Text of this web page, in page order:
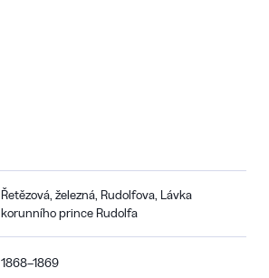
Řetězová, železná, Rudolfova, Lávka
korunního prince Rudolfa
1868–1869